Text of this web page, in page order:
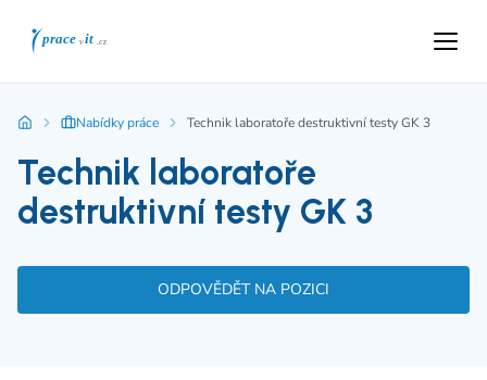
Nabídky práce Technik laboratoře destruktivní testy GK 3
Technik laboratoře
destruktivní testy GK 3
ODPOVĚDĚT NA POZICI